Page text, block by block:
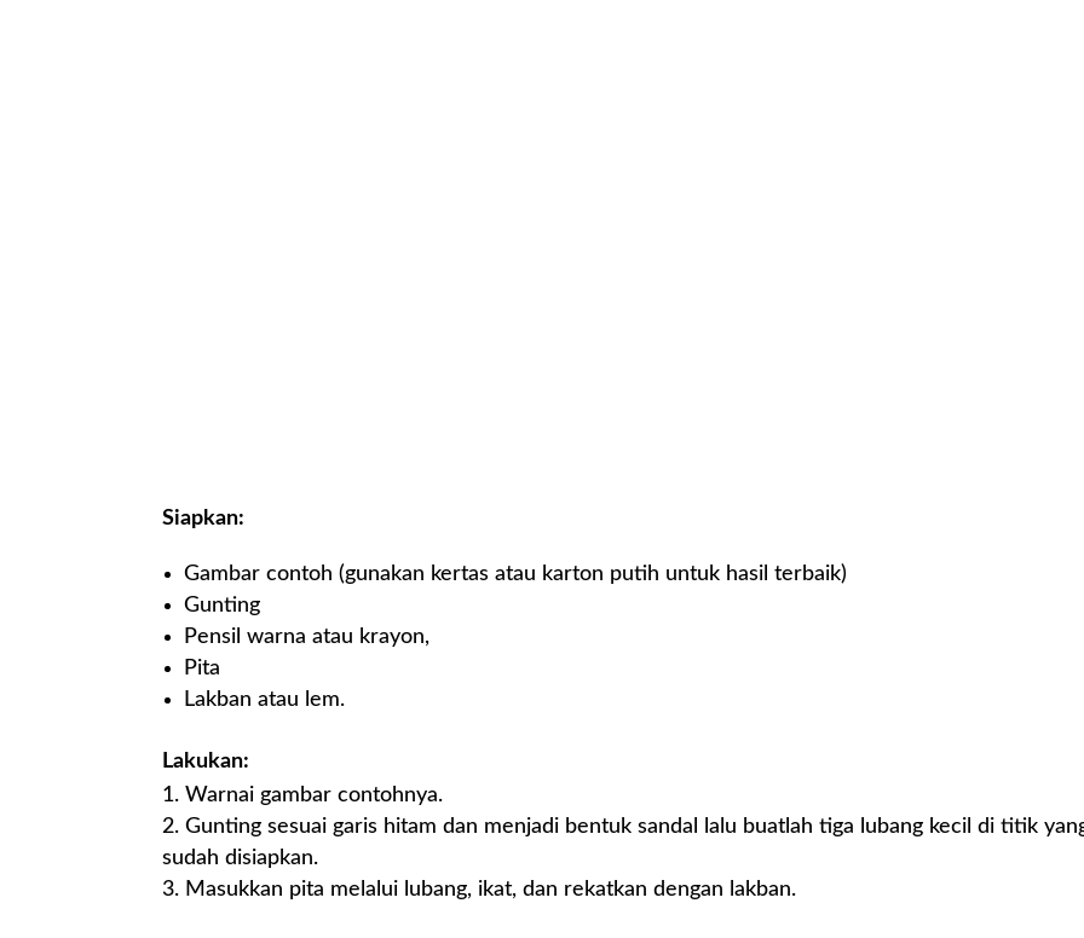
Siapkan:
Gambar contoh (gunakan kertas atau karton putih untuk hasil terbaik)
Gunting
Pensil warna atau krayon,
Pita
Lakban atau lem.
Lakukan:
Warnai gambar contohnya.
Gunting sesuai garis hitam dan menjadi bentuk sandal lalu buatlah tiga lubang kecil di titik
sudah disiapkan.
Masukkan pita melalui lubang, ikat, dan rekatkan dengan lakban.